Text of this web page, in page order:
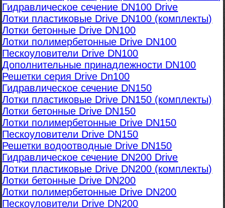
Гидравлическое сечение DN100 Drive
Лотки пластиковые Drive DN100 (комплекты)
Лотки бетонные Drive DN100
Лотки полимербетонные Drive DN100
Пескоуловители Drive DN100
Дополнительные принадлежности DN100
Решетки серия Drive Dn100
Гидравлическое сечение DN150
Лотки пластиковые Drive DN150 (комплекты)
Лотки бетонные Drive DN150
Лотки полимербетонные Drive DN150
Пескоуловители Drive DN150
Решетки водоотводные Drive DN150
Гидравлическое сечение DN200 Drive
Лотки пластиковые Drive DN200 (комплекты)
Лотки бетонные Drive DN200
Лотки полимербетонные Drive DN200
Пескоуловители Drive DN200